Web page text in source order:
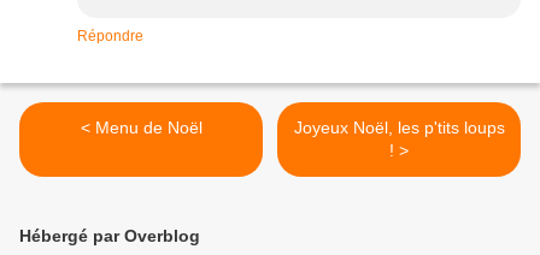
Répondre
< Menu de Noël
Joyeux Noël, les p'tits loups
! >
Hébergé par Overblog